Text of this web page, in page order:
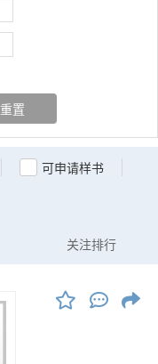
重置
可申请样书
关注排行